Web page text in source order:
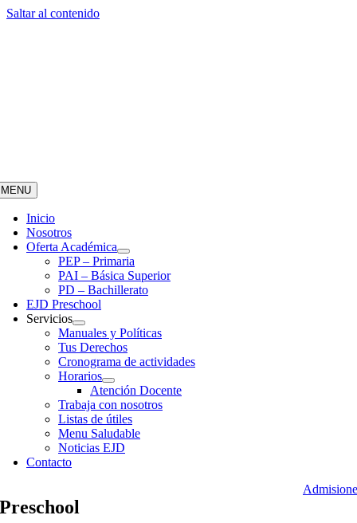
Saltar al contenido
MENU
Inicio
Nosotros
Oferta Académica
PEP – Primaria
PAI – Básica Superior
PD – Bachillerato
EJD Preschool
Servicios
Manuales y Políticas
Tus Derechos
Cronograma de actividades
Horarios
Atención Docente
Trabaja con nosotros
Listas de útiles
Menu Saludable
Noticias EJD
Contacto
Preschool